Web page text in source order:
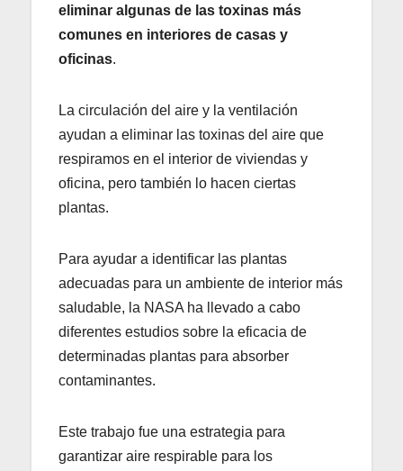
eliminar algunas de las toxinas más
comunes en interiores de casas y
oficinas.
La circulación del aire y la ventilación
ayudan a eliminar las toxinas del aire que
respiramos en el interior de viviendas y
oficina, pero también lo hacen ciertas
plantas.
Para ayudar a identificar las plantas
adecuadas para un ambiente de interior más
saludable, la NASA ha llevado a cabo
diferentes estudios sobre la eficacia de
determinadas plantas para absorber
contaminantes.
Este trabajo fue una estrategia para
garantizar aire respirable para los